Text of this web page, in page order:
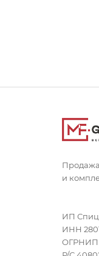
и
ИП
ИНН
ОГРНИП